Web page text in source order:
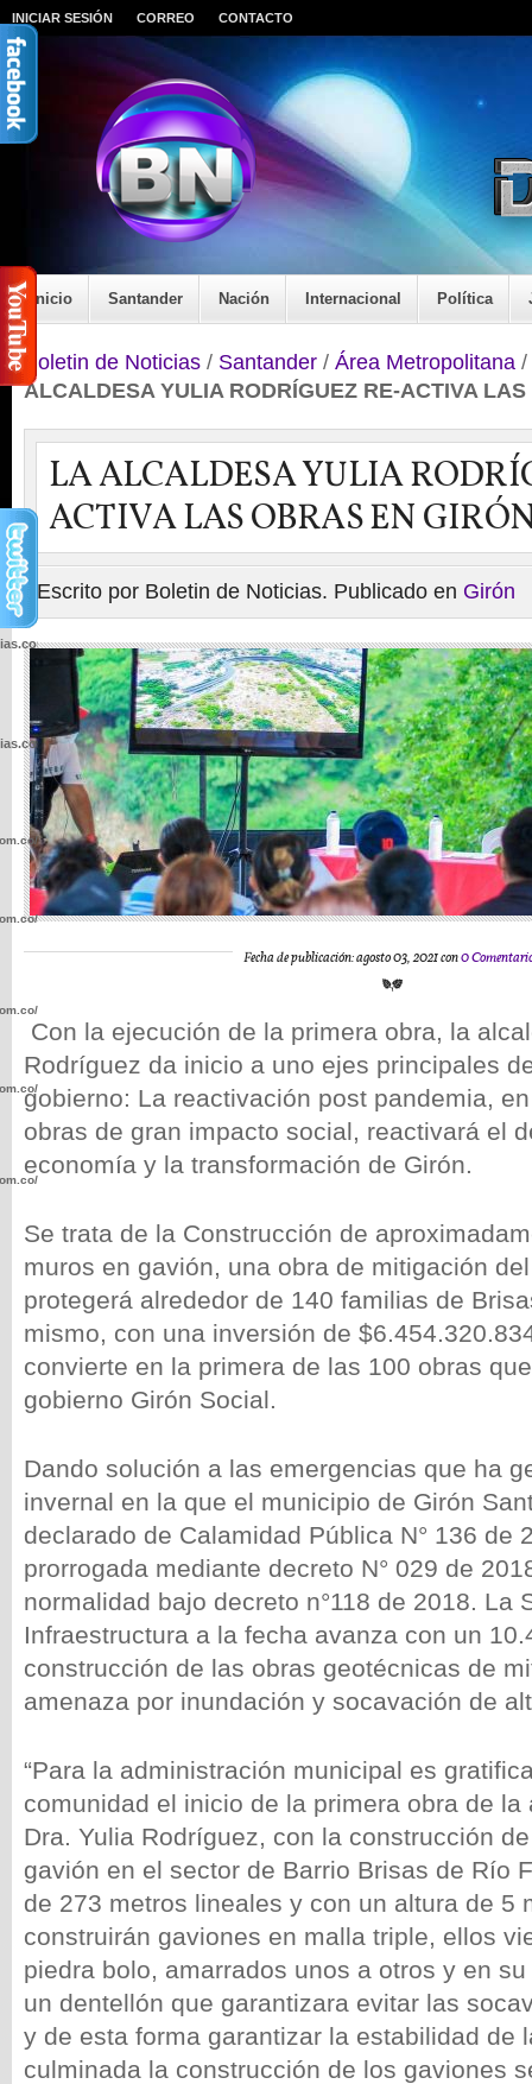
INICIAR SESIÓN CORREO CONTACTO
Inicio Santander Nación Internacional Política
Boletin de Noticias / Santander / Área Metropolitana /
ALCALDESA YULIA RODRÍGUEZ RE-ACTIVA
LA ALCALDESA YULIA
ACTIVA LAS OBRAS EN
Escrito por Boletin de Noticias. Publicado en Girón
Fecha de publicación: agosto 03, 2021 con0
Con la ejecución de la primera obra, la
Rodríguez da inicio a uno ejes principales
gobierno: La reactivación post pandemia,
obras de gran impacto social, reactivará el
economía y la transformación de Girón.
Se trata de la Construcción de
muros en gavión, una obra de mitigación
protegerá alrededor de 140 familias de
mismo, con una inversión de
convierte en la primera de las 100 obras
gobierno Girón Social.
Dando solución a las emergencias que ha
invernal en la que el municipio de Girón
declarado de Calamidad Pública N° 136 de
prorrogada mediante decreto N° 029 de
normalidad bajo decreto n°118 de 2018. La
Infraestructura a la fecha avanza con un
construcción de las obras geotécnicas de
amenaza por inundación y socavación de
“Para la administración municipal es
comunidad el inicio de la primera obra de
Dra. Yulia Rodríguez, con la construcción
gavión en el sector de Barrio Brisas de Río
de 273 metros lineales y con un altura de 5
construirán gaviones en malla triple, ellos
piedra bolo, amarrados unos a otros y en
un dentellón que garantizara evitar las
y de esta forma garantizar la estabilidad de
culminada la construcción de los gaviones
wp-
wp-
wp-
wp-
wp-
wp-
wp-
wp-
wp-